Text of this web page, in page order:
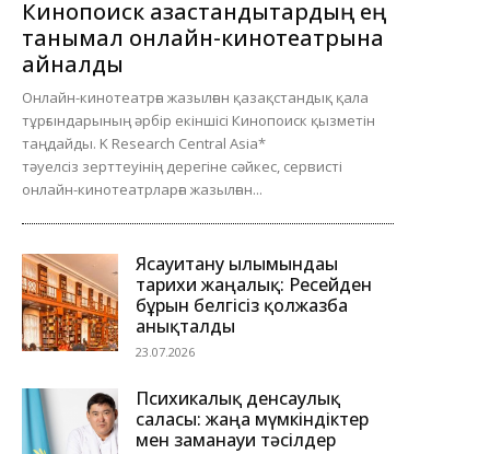
Кинопоиск қазақстандықтардың ең
танымал онлайн-кинотеатрына
айналды
Онлайн-кинотеатрға жазылған қазақстандық қала
тұрғындарының әрбір екіншісі Кинопоиск қызметін
таңдайды. K Research Central Asia*
тәуелсіз зерттеуінің дерегіне сәйкес, сервисті
онлайн-кинотеатрларға жазылған...
Ясауитану ғылымындағы
тарихи жаңалық: Ресейден
бұрын белгісіз қолжазба
анықталды
23.07.2026
Психикалық денсаулық
саласы: жаңа мүмкіндіктер
мен заманауи тәсілдер